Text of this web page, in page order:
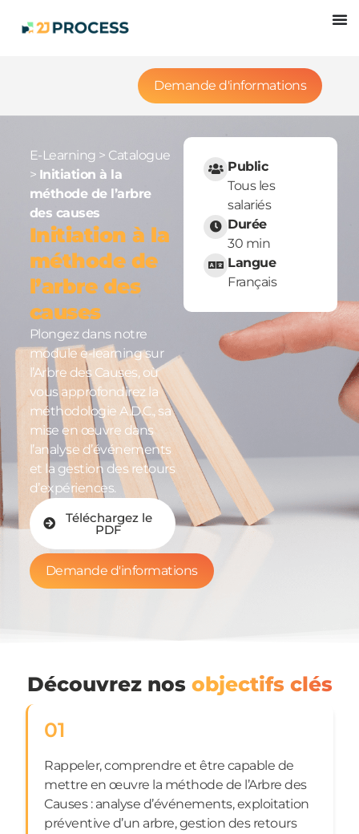
Demande d'informations
E-Learning > Catalogue
> Initiation à la
méthode de l’arbre
des causes
Initiation à la
méthode de
l’arbre des
causes
Plongez dans notre
module e-learning sur
l’Arbre des Causes, où
vous approfondirez la
méthodologie A.D.C., sa
mise en œuvre dans
l’analyse d’événements
et la gestion des retours
d’expériences.
Téléchargez le
PDF
Demande d'informations
Public
Tous les
salariés
Durée
30 min
Langue
Français
Découvrez nos objectifs clés
01
Rappeler, comprendre et être capable de
mettre en œuvre la méthode de l’Arbre des
Causes : analyse d’événements, exploitation
préventive d’un arbre, gestion des retours